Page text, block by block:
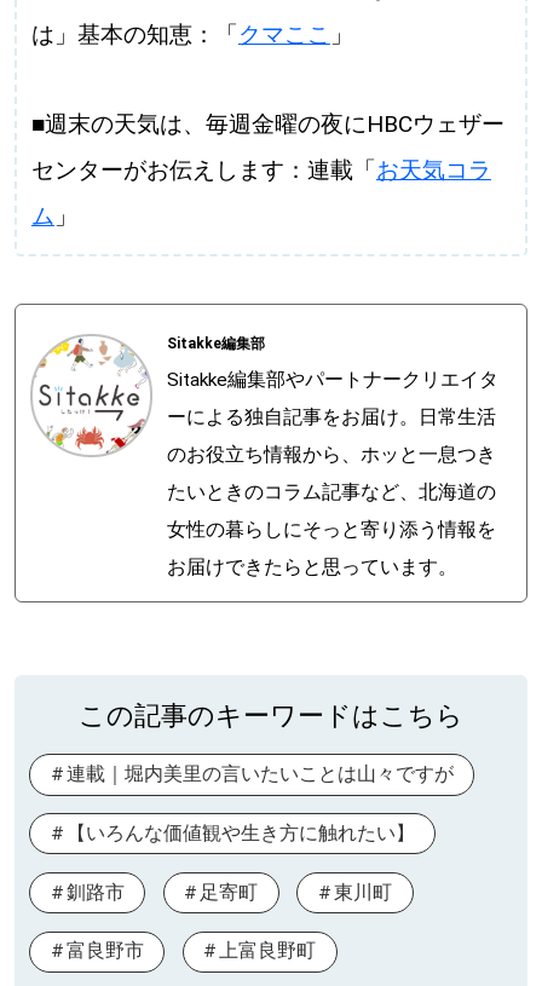
は」基本の知恵：「クマここ 」
■週末の天気は、毎週金曜の夜にHBCウェザー
センターがお伝えします：連載「お天気コラ
ム 」
Sitakke編集部
Sitakke編集部やパートナークリエイタ
ーによる独自記事をお届け。日常生活
のお役立ち情報から、ホッと一息つき
たいときのコラム記事など、北海道の
女性の暮らしにそっと寄り添う情報を
お届けできたらと思っています。
この記事のキーワードはこちら
連載｜堀内美里の言いたいことは山々ですが
【いろんな価値観や生き方に触れたい】
釧路市 足寄町 東川町
富良野市 上富良野町